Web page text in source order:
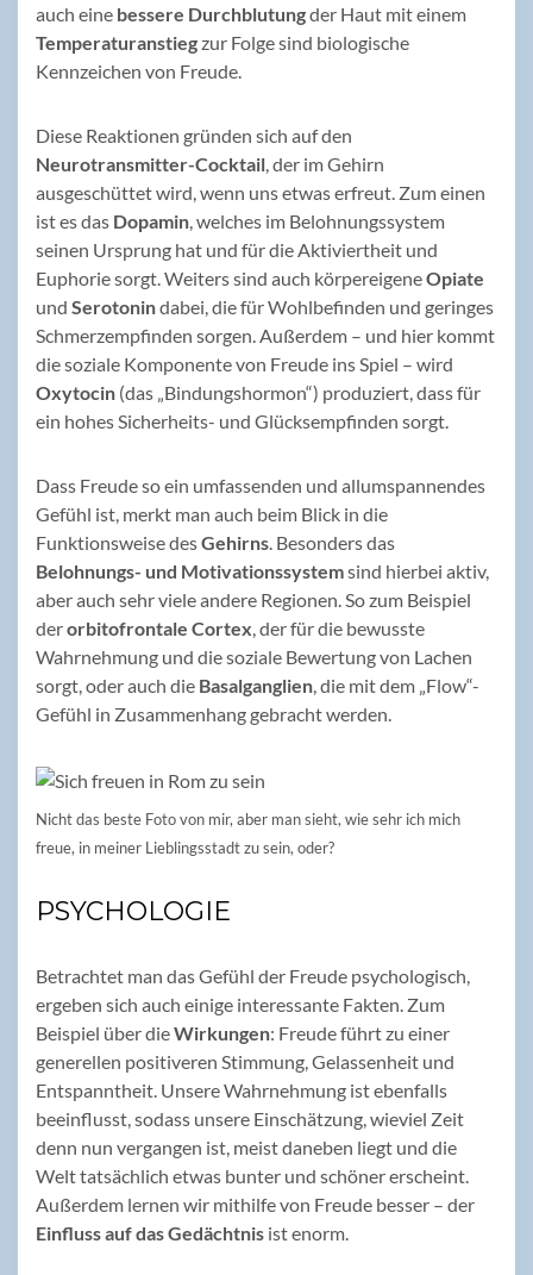
auch eine bessere Durchblutungder Haut mit einem
Temperaturanstiegzur Folge sind biologische
Kennzeichen von Freude.
Diese Reaktionen gründen sich auf den
Neurotransmitter-Cocktail , der im Gehirn
ausgeschüttet wird, wenn uns etwas erfreut. Zum einen
ist es das Dopamin , welches im Belohnungssystem
seinen Ursprung hat und für die Aktiviertheit und
Euphorie sorgt. Weiters sind auch körpereigeneOpiate
und Serotonindabei, die für Wohlbefinden und geringes
Schmerzempfinden sorgen. Außerdem – und hier kommt
die soziale Komponente von Freude ins Spiel – wird
Oxytocin (das „Bindungshormon“) produziert, dass für
ein hohes Sicherheits- und Glücksempfinden sorgt.
Dass Freude so ein umfassenden und allumspannendes
Gefühl ist, merkt man auch beim Blick in die
Funktionsweise desGehirns . Besonders das
Belohnungs- und Motivationssystemsind hierbei aktiv,
aber auch sehr viele andere Regionen. So zum Beispiel
derorbitofrontale Cortex , der für die bewusste
Wahrnehmung und die soziale Bewertung von Lachen
sorgt, oder auch die Basalganglien , die mit dem „Flow“-
Gefühl in Zusammenhang gebracht werden.
Nicht das beste Foto von mir, aber man sieht, wie sehr ich mich
freue, in meiner Lieblingsstadt zu sein, oder?
PSYCHOLOGIE
Betrachtet man das Gefühl der Freude psychologisch,
ergeben sich auch einige interessante Fakten. Zum
Beispiel über dieWirkungen: Freude führt zu einer
generellen positiveren Stimmung, Gelassenheit und
Entspanntheit. Unsere Wahrnehmung ist ebenfalls
beeinflusst, sodass unsere Einschätzung, wieviel Zeit
denn nun vergangen ist, meist daneben liegt und die
Welt tatsächlich etwas bunter und schöner erscheint.
Außerdem lernen wir mithilfe von Freude besser – der
Einfluss auf das Gedächtnis ist enorm.